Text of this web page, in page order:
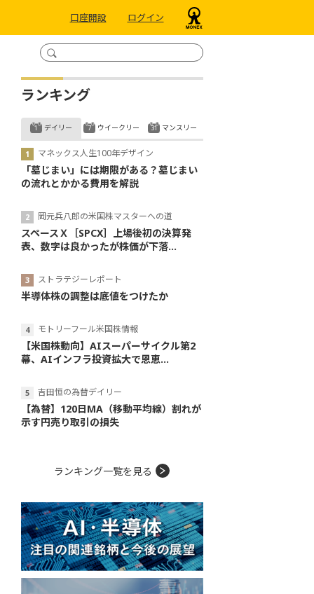
口座開設 ログイン
ランキング
デイリー
マネックス人生100年デザイン
「墓じまい」には期限がある？墓じまい
の流れとかかる費用を解説
岡元兵八郎の米国株マスターへの道
スペースＸ［SPCX］上場後初の決算発
表、数字は良かったが株価が下落...
ストラテジーレポート
半導体株の調整は底値をつけたか
モトリーフール米国株情報
【米国株動向】AIスーパーサイクル第2
幕、AIインフラ投資拡大で恩恵...
吉田恒の為替デイリー
【為替】120日MA（移動平均線）割れが
示す円売り取引の損失
ウイークリー マンスリー
ランキング一覧を見る